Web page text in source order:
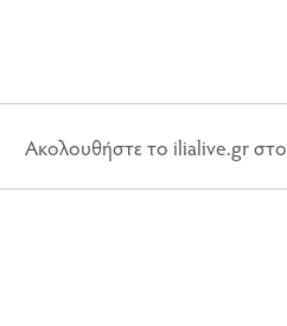
Ακολουθήστε το ilialive.gr στο